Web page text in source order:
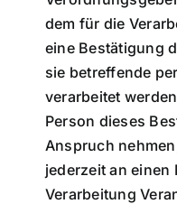
dem für die
eine Bestätigung
sie betreffende
verarbeitet
Person dieses
Anspruch
jederzeit an
Verarbeitung